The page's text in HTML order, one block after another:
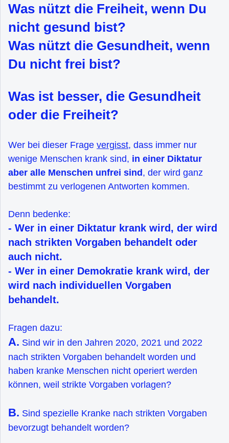
Was nützt die Freiheit, wenn Du
nicht gesund bist?
Was nützt die Gesundheit, wenn
Du nicht frei bist?
Was ist besser, die Gesundheit
oder die Freiheit?
Wer bei dieser Frage vergisst, dass immer nur
wenige Menschen krank sind, in einer Diktatur
aber alle Menschen unfrei sind, der wird ganz
bestimmt zu verlogenen Antworten kommen.
Denn bedenke:
- Wer in einer Diktatur krank wird, der wird
nach strikten Vorgaben behandelt oder
auch nicht.
- Wer in einer Demokratie krank wird, der
wird nach individuellen Vorgaben
behandelt.
Fragen dazu:
A. Sind wir in den Jahren 2020, 2021 und 2022
nach strikten Vorgaben behandelt worden und
haben kranke Menschen nicht operiert werden
können, weil strikte Vorgaben vorlagen?
B. Sind spezielle Kranke nach strikten Vorgaben
bevorzugt behandelt worden?